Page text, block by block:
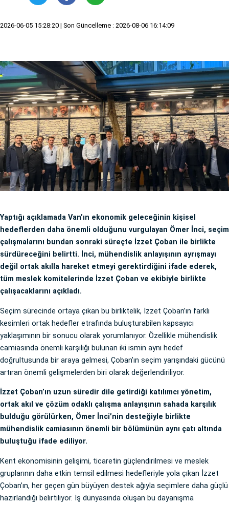
2026-06-05 15:28:20 | Son Güncelleme : 2026-08-06 16:14:09
Yaptığı açıklamada Van’ın ekonomik geleceğinin kişisel
hedeflerden daha önemli olduğunu vurgulayan Ömer İnci, seçim
çalışmalarını bundan sonraki süreçte İzzet Çoban ile birlikte
sürdüreceğini belirtti. İnci, mühendislik anlayışının ayrışmayı
değil ortak akılla hareket etmeyi gerektirdiğini ifade ederek,
tüm meslek komitelerinde İzzet Çoban ve ekibiyle birlikte
çalışacaklarını açıkladı.
Seçim sürecinde ortaya çıkan bu birliktelik, İzzet Çoban’ın farklı
kesimleri ortak hedefler etrafında buluşturabilen kapsayıcı
yaklaşımının bir sonucu olarak yorumlanıyor. Özellikle mühendislik
camiasında önemli karşılığı bulunan iki ismin aynı hedef
doğrultusunda bir araya gelmesi, Çoban’ın seçim yarışındaki gücünü
artıran önemli gelişmelerden biri olarak değerlendiriliyor.
İzzet Çoban’ın uzun süredir dile getirdiği katılımcı yönetim,
ortak akıl ve çözüm odaklı çalışma anlayışının sahada karşılık
bulduğu görülürken, Ömer İnci’nin desteğiyle birlikte
mühendislik camiasının önemli bir bölümünün aynı çatı altında
buluştuğu ifade ediliyor.
Kent ekonomisinin gelişimi, ticaretin güçlendirilmesi ve meslek
gruplarının daha etkin temsil edilmesi hedefleriyle yola çıkan İzzet
Çoban’ın, her geçen gün büyüyen destek ağıyla seçimlere daha güçlü
hazırlandığı belirtiliyor. İş dünyasında oluşan bu dayanışma